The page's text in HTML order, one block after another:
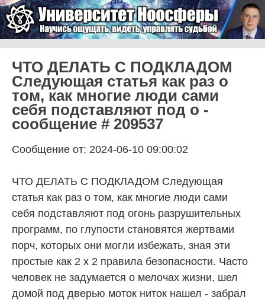
Университет Ноосферы
ЧТО ДЕЛАТЬ С ПОДКЛАДОМ
Следующая статья как раз о
том, как многие люди сами
себя подставляют под о -
сообщение # 209537
Сообщение от: 2024-06-10 09:00:02
ЧТО ДЕЛАТЬ С ПОДКЛАДОМ Следующая
статья как раз о том, как многие люди сами
себя подставляют под огонь разрушительных
программ, по глупости становятся жертвами
порч, которых они могли избежать, зная эти
простые как 2 х 2 правила безопасности. Часто
человек не задумается о мелочах жизни, шел
домой под дверью моток ниток нашел - забрал